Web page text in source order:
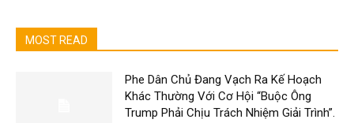
MOST READ
Phe Dân Chủ Đang Vạch Ra Kế Hoạch
Khác Thường Với Cơ Hội “Buộc Ông
Trump Phải Chịu Trách Nhiệm Giải Trình”.